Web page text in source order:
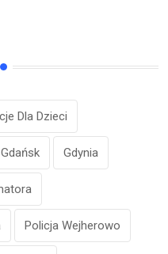
Dla Dzieci
Gdańsk Gdynia
Policja Wejherowo